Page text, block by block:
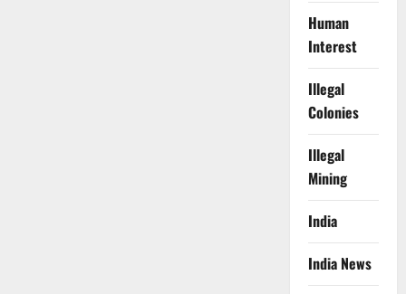
Human
Interest
Illegal
Colonies
Illegal
Mining
India
India News